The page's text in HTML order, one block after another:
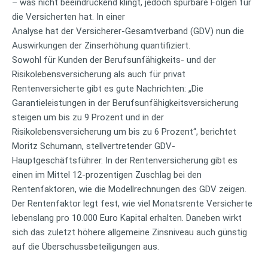
– was nicht beeindruckend klingt, jedoch spürbare Folgen für
die Versicherten hat. In einer
Analyse hat der Versicherer-Gesamtverband (GDV) nun die
Auswirkungen der Zinserhöhung quantifiziert.
Sowohl für Kunden der Berufsunfähigkeits- und der
Risikolebensversicherung als auch für privat
Rentenversicherte gibt es gute Nachrichten: „Die
Garantieleistungen in der Berufsunfähigkeitsversicherung
steigen um bis zu 9 Prozent und in der
Risikolebensversicherung um bis zu 6 Prozent“, berichtet
Moritz Schumann, stellvertretender GDV-
Hauptgeschäftsführer. In der Rentenversicherung gibt es
einen im Mittel 12-prozentigen Zuschlag bei den
Rentenfaktoren, wie die Modellrechnungen des GDV zeigen.
Der Rentenfaktor legt fest, wie viel Monatsrente Versicherte
lebenslang pro 10.000 Euro Kapital erhalten. Daneben wirkt
sich das zuletzt höhere allgemeine Zinsniveau auch günstig
auf die Überschussbeteiligungen aus.